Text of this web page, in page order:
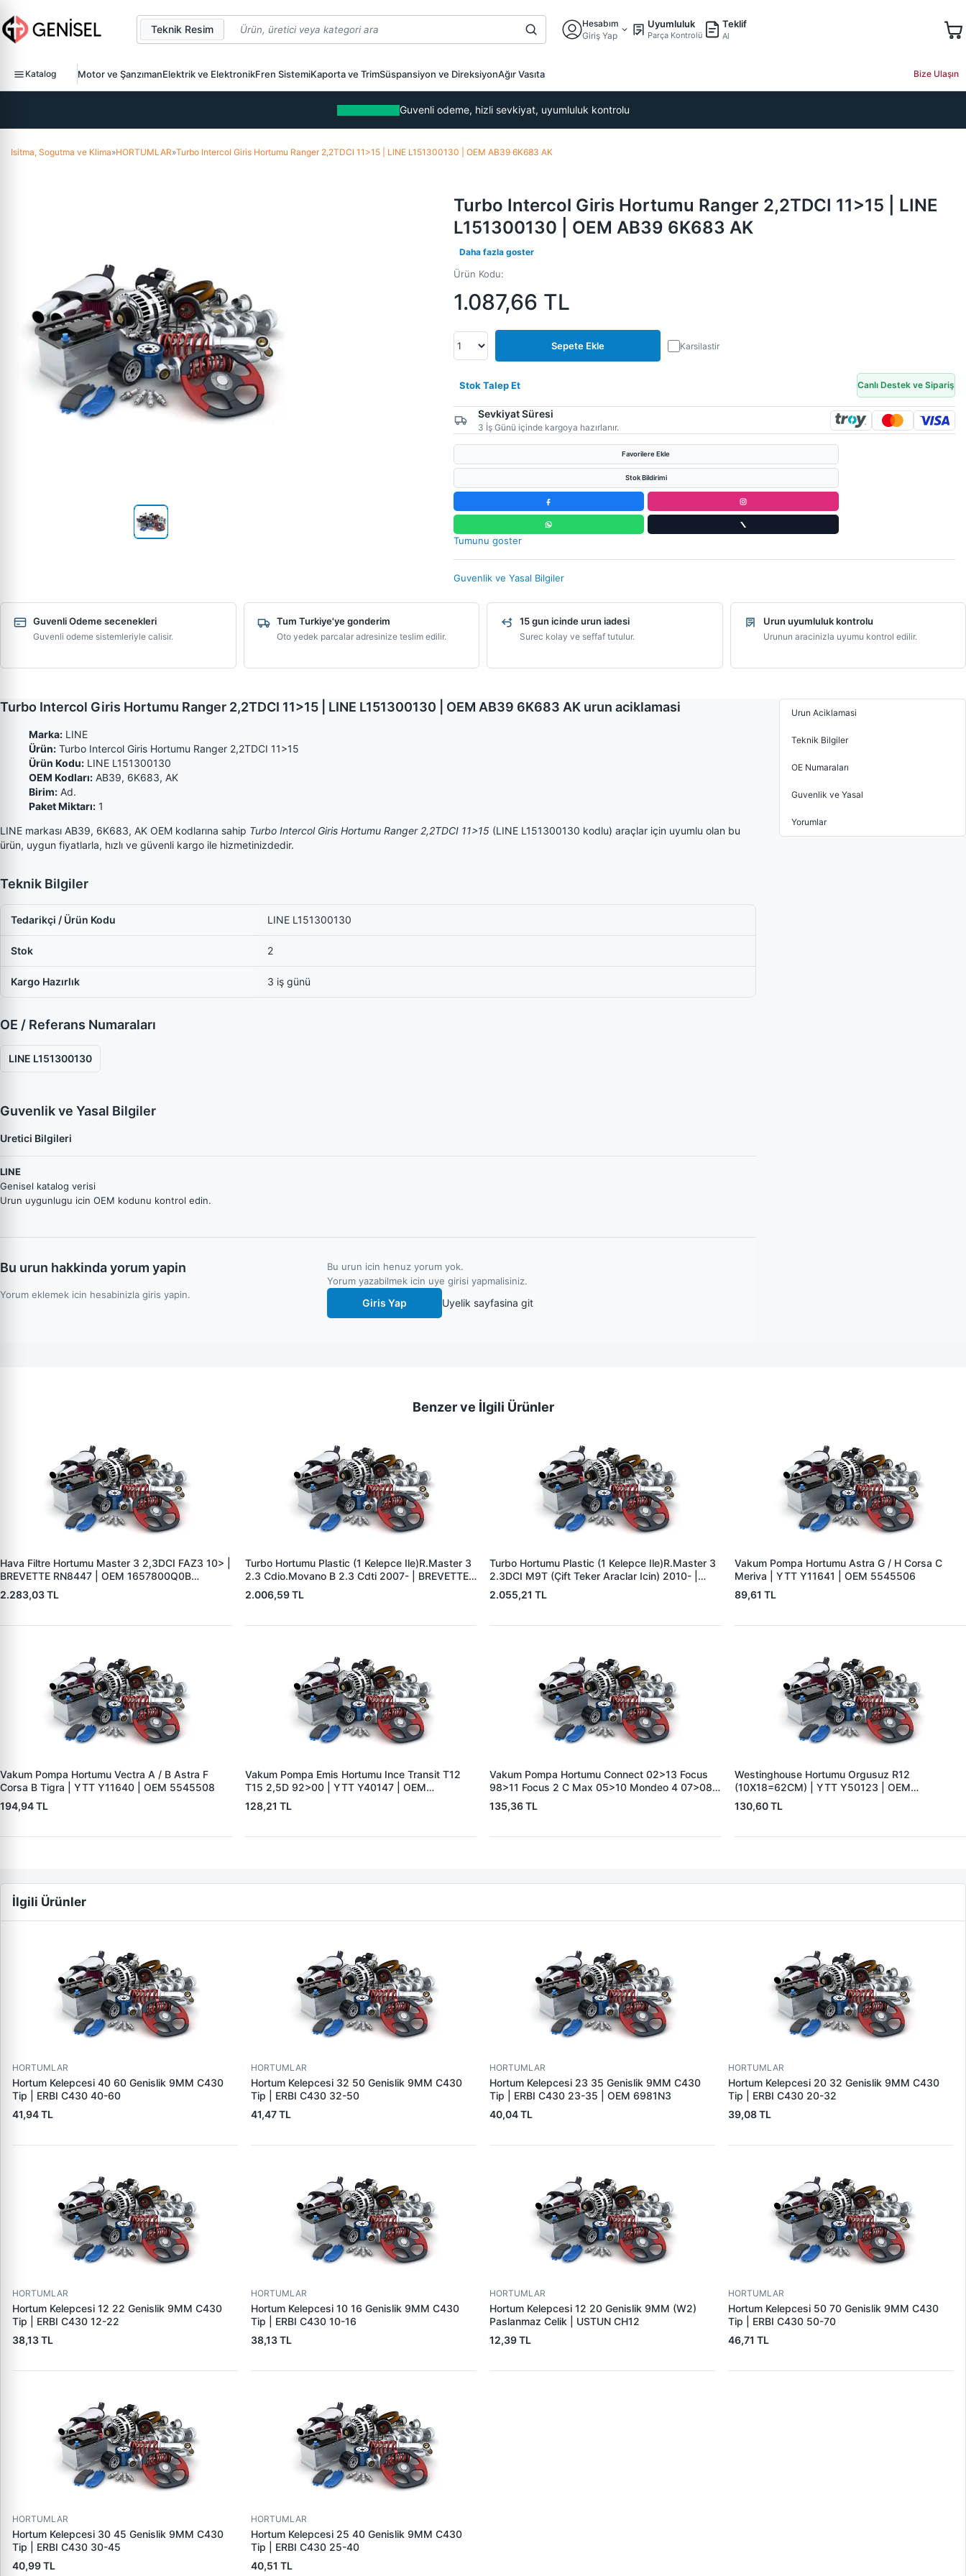
Teknik Resim
Hesabım
Giriş Yap
Uyumluluk
Parça Kontrolü
Teklif
Al
Katalog Motor ve ŞanzımanElektrik ve ElektronikFren SistemiKaporta ve TrimSüspansiyon ve DireksiyonAğır Vasıta Bize Ulaşın
Guvenli odeme, hizli sevkiyat, uyumluluk kontrolu
Isitma, Sogutma ve Klima»HORTUMLAR»Turbo Intercol Giris Hortumu Ranger 2,2TDCI 11>15 | LINE L151300130 | OEM AB39 6K683 AK
Turbo Intercol Giris Hortumu Ranger 2,2TDCI 11>15 | LINE
L151300130 | OEM AB39 6K683 AK
Daha fazla goster
Ürün Kodu:
1.087,66 TL
Sepete Ekle Karsilastir
Stok Talep Et Canlı Destek ve Sipariş
Sevkiyat Süresi
3 İş Günü içinde kargoya hazırlanır.
Favorilere Ekle
Stok Bildirimi
Tumunu goster
Guvenlik ve Yasal Bilgiler
Guvenli Odeme secenekleri
Guvenli odeme sistemleriyle calisir.
Tum Turkiye'ye gonderim
Oto yedek parcalar adresinize teslim edilir.
15 gun icinde urun iadesi
Surec kolay ve seffaf tutulur.
Urun uyumluluk kontrolu
Urunun aracinizla uyumu kontrol edilir.
Turbo Intercol Giris Hortumu Ranger 2,2TDCI 11>15 | LINE L151300130 | OEM AB39 6K683 AK urun aciklamasi
Marka: LINE
Ürün: Turbo Intercol Giris Hortumu Ranger 2,2TDCI 11>15
Ürün Kodu: LINE L151300130
OEM Kodları: AB39, 6K683, AK
Birim: Ad.
Paket Miktarı: 1
LINE markası AB39, 6K683, AK OEM kodlarına sahip Turbo Intercol Giris Hortumu Ranger 2,2TDCI 11>15 (LINE L151300130 kodlu) araçlar için uyumlu olan bu
ürün, uygun fiyatlarla, hızlı ve güvenli kargo ile hizmetinizdedir.
Teknik Bilgiler
Tedarikçi / Ürün Kodu LINE L151300130
Stok 2
Kargo Hazırlık 3 iş günü
OE / Referans Numaraları
LINE L151300130
Guvenlik ve Yasal Bilgiler
Uretici Bilgileri
LINE
Genisel katalog verisi
Urun uygunlugu icin OEM kodunu kontrol edin.
Bu urun hakkinda yorum yapin
Yorum eklemek icin hesabinizla giris yapin.
Bu urun icin henuz yorum yok.
Yorum yazabilmek icin uye girisi yapmalisiniz.
Giris Yap Uyelik sayfasina git
Urun Aciklamasi
Teknik Bilgiler
OE Numaraları
Guvenlik ve Yasal
Yorumlar
Benzer ve İlgili Ürünler
Hava Filtre Hortumu Master 3 2,3DCI FAZ3 10> |
BREVETTE RN8447 | OEM 1657800Q0B
49670356875 165554107R
2.283,03 TL
Turbo Hortumu Plastic (1 Kelepce Ile)R.Master 3
2.3 Cdio.Movano B 2.3 Cdti 2007- | BREVETTE
RN8404 | OEM 8200753502 144605593R
2.006,59 TL
Turbo Hortumu Plastic (1 Kelepce Ile)R.Master 3
2.3DCI M9T (Çift Teker Araclar Icin) 2010- |
BREVETTE RN8403 | OEM 144604965R
8200753439
2.055,21 TL
Vakum Pompa Hortumu Astra G / H Corsa C
Meriva | YTT Y11641 | OEM 5545506
89,61 TL
Vakum Pompa Hortumu Vectra A / B Astra F
Corsa B Tigra | YTT Y11640 | OEM 5545508
194,94 TL
Vakum Pompa Emis Hortumu Ince Transit T12
T15 2,5D 92>00 | YTT Y40147 | OEM
864F2L334CA
128,21 TL
Vakum Pompa Hortumu Connect 02>13 Focus
98>11 Focus 2 C Max 05>10 Mondeo 4 07>08
1,8TDCI | YTT Y40224 | OEM 3S4Q2B047AB
135,36 TL
Westinghouse Hortumu Orgusuz R12
(10X18=62CM) | YTT Y50123 | OEM
7700575128
130,60 TL
İlgili Ürünler
HORTUMLAR
Hortum Kelepcesi 40 60 Genislik 9MM C430
Tip | ERBI C430 40-60
41,94 TL
HORTUMLAR
Hortum Kelepcesi 32 50 Genislik 9MM C430
Tip | ERBI C430 32-50
41,47 TL
HORTUMLAR
Hortum Kelepcesi 23 35 Genislik 9MM C430
Tip | ERBI C430 23-35 | OEM 6981N3
40,04 TL
HORTUMLAR
Hortum Kelepcesi 20 32 Genislik 9MM C430
Tip | ERBI C430 20-32
39,08 TL
HORTUMLAR
Hortum Kelepcesi 12 22 Genislik 9MM C430
Tip | ERBI C430 12-22
38,13 TL
HORTUMLAR
Hortum Kelepcesi 10 16 Genislik 9MM C430
Tip | ERBI C430 10-16
38,13 TL
HORTUMLAR
Hortum Kelepcesi 12 20 Genislik 9MM (W2)
Paslanmaz Celik | USTUN CH12
12,39 TL
HORTUMLAR
Hortum Kelepcesi 50 70 Genislik 9MM C430
Tip | ERBI C430 50-70
46,71 TL
HORTUMLAR
Hortum Kelepcesi 30 45 Genislik 9MM C430
Tip | ERBI C430 30-45
40,99 TL
HORTUMLAR
Hortum Kelepcesi 25 40 Genislik 9MM C430
Tip | ERBI C430 25-40
40,51 TL